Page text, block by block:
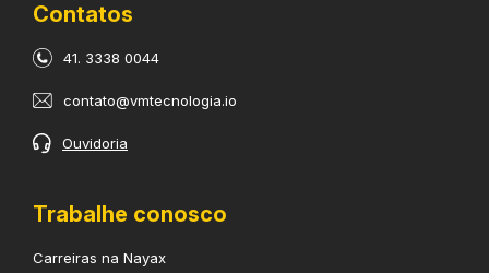
Contatos
41. 3338 0044
contato@vmtecnologia.io
Ouvidoria
Trabalhe conosco
Carreiras na Nayax